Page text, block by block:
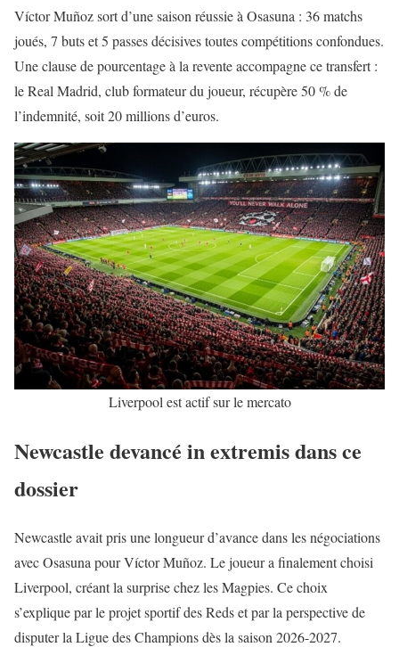
Víctor Muñoz sort d’une saison réussie à Osasuna : 36 matchs
joués, 7 buts et 5 passes décisives toutes compétitions confondues.
Une clause de pourcentage à la revente accompagne ce transfert :
le Real Madrid, club formateur du joueur, récupère 50 % de
l’indemnité, soit 20 millions d’euros.
Liverpool est actif sur le mercato
Newcastle devancé in extremis dans ce
dossier
Newcastle avait pris une longueur d’avance dans les négociations
avec Osasuna pourVíctor Muñoz. Le joueur a finalement choisi
Liverpool, créant la surprise chez les Magpies. Ce choix
s’explique par le projet sportif des Reds et par la perspective de
disputer la Ligue des Champions dès la saison 2026-2027.